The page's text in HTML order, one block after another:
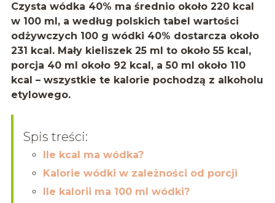
Czysta wódka 40% ma średnio około 220 kcal
w 100 ml, a według polskich tabel wartości
odżywczych 100 g wódki 40% dostarcza około
231 kcal. Mały kieliszek 25 ml to około 55 kcal,
porcja 40 ml około 92 kcal, a 50 ml około 110
kcal – wszystkie te kalorie pochodzą z alkoholu
etylowego.
Spis treści:
Ile kcal ma wódka?
Kalorie wódki w zależności od porcji
Ile kalorii ma 100 ml wódki?